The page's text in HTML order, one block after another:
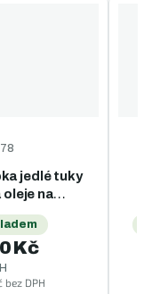
jedlé tuky
oleje na
- A4
bez DPH
Kč